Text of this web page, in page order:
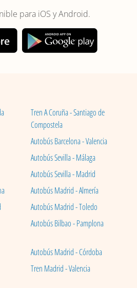
para iOS y Android.
Tren A Coruña - Santiago de
Compostela
Autobús Barcelona - Valencia
Autobús Sevilla - Málaga
Autobús Sevilla - Madrid
Autobús Madrid - Almería
Autobús Madrid - Toledo
Autobús Bilbao - Pamplona
Autobús Madrid - Córdoba
Tren Madrid - Valencia